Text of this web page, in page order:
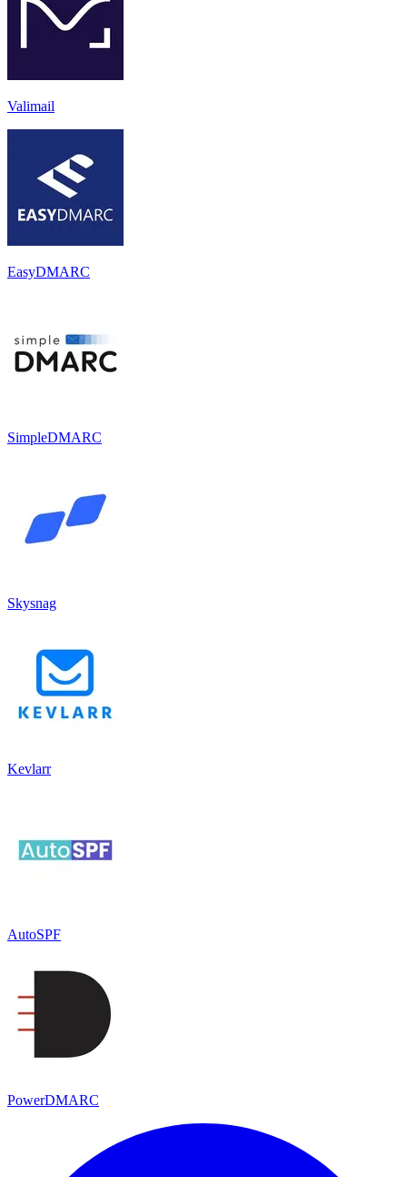
Valimail
EasyDMARC
SimpleDMARC
Skysnag
Kevlarr
AutoSPF
PowerDMARC